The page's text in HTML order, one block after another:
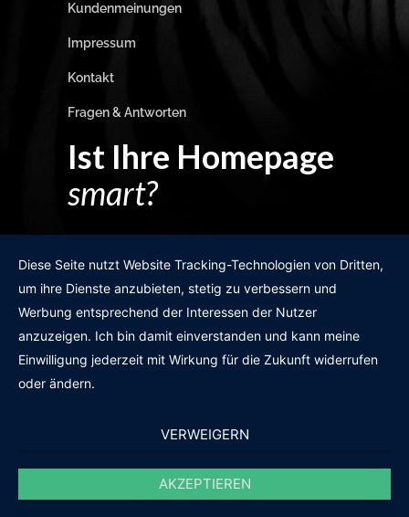
Kundenmeinungen
Impressum
Kontakt
Fragen & Antworten
Ist Ihre Homepage
smart?
GRATIS WEBSITE-CHECK
des19n.at|iwant@des19n.at
Diese Seite nutzt Website Tracking-Technologien von Dritten,
um ihre Dienste anzubieten, stetig zu verbessern und
Werbung entsprechend der Interessen der Nutzer
anzuzeigen. Ich bin damit einverstanden und kann meine
Einwilligung jederzeit mit Wirkung für die Zukunft widerrufen
oder ändern.
VERWEIGERN
AKZEPTIEREN